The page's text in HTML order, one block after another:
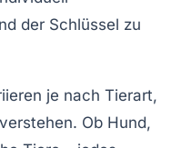
der Schlüssel zu
je nach Tierart,
Ob Hund,